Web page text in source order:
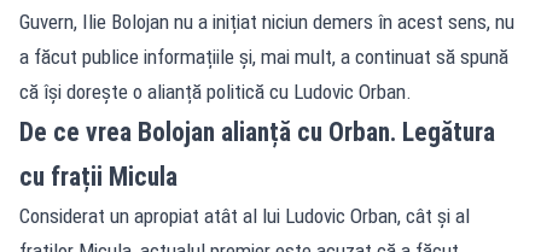
Guvern, Ilie Bolojan nu a inițiat niciun demers în acest sens, nu
a făcut publice informațiile și, mai mult, a continuat să spună
că își dorește o alianță politică cu Ludovic Orban.
De ce vrea Bolojan alianță cu Orban. Legătura
cu frații Micula
Considerat un apropiat atât al lui Ludovic Orban, cât și al